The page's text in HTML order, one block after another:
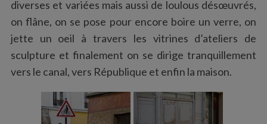
diverses et variées mais aussi de loulous désœuvrés,
on flâne, on se pose pour encore boire un verre, on
jette un oeil à travers les vitrines d’ateliers de
sculpture et finalement on se dirige tranquillement
vers le canal, vers République et enfin la maison.